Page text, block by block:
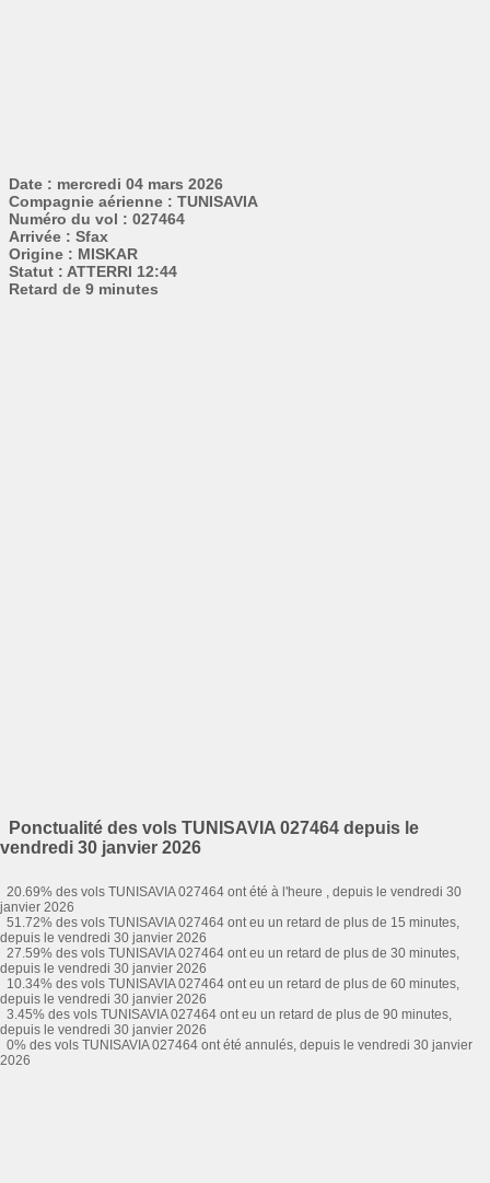
Date : mercredi 04 mars 2026
Compagnie aérienne : TUNISAVIA
Numéro du vol : 027464
Arrivée : Sfax
Origine : MISKAR
Statut : ATTERRI 12:44
Retard de 9 minutes
Ponctualité des vols TUNISAVIA 027464 depuis le
vendredi 30 janvier 2026
20.69% des vols TUNISAVIA 027464 ont été à l'heure , depuis le vendredi 30
janvier 2026
51.72% des vols TUNISAVIA 027464 ont eu un retard de plus de 15 minutes,
depuis le vendredi 30 janvier 2026
27.59% des vols TUNISAVIA 027464 ont eu un retard de plus de 30 minutes,
depuis le vendredi 30 janvier 2026
10.34% des vols TUNISAVIA 027464 ont eu un retard de plus de 60 minutes,
depuis le vendredi 30 janvier 2026
3.45% des vols TUNISAVIA 027464 ont eu un retard de plus de 90 minutes,
depuis le vendredi 30 janvier 2026
0% des vols TUNISAVIA 027464 ont été annulés, depuis le vendredi 30 janvier
2026